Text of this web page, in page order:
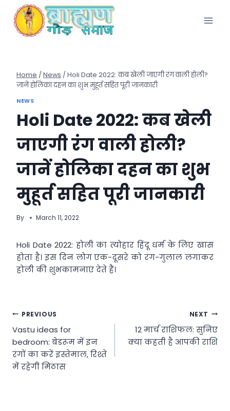
content
Home / News / Holi Date 2022: कब खेली जाएगी रंग वाली होली?
जानें होलिका दहन का शुभ मुहूर्त सहित पूरी जानकारी
NEWS
Holi Date 2022: कब खेली
जाएगी रंग वाली होली?
जानें होलिका दहन का शुभ
मुहूर्त सहित पूरी जानकारी
By March 11, 2022
Holi Date 2022: होली का त्योहार हिंदू धर्म के लिए खास
होता है। इस दिन लोग एक-दूसरे को रंग-गुलाल लगाकर
होली की शुभकामनाएं देते हैं।
Post
navigation
PREVIOUS
Vastu ideas for
bedroom: बेडरूम में इन
रंगों का करें इस्तेमाल, रिश्ते
में रहेगी मिठास
NEXT
12 मार्च राशिफल: सुनिए
क्या कहती है आपकी राशि